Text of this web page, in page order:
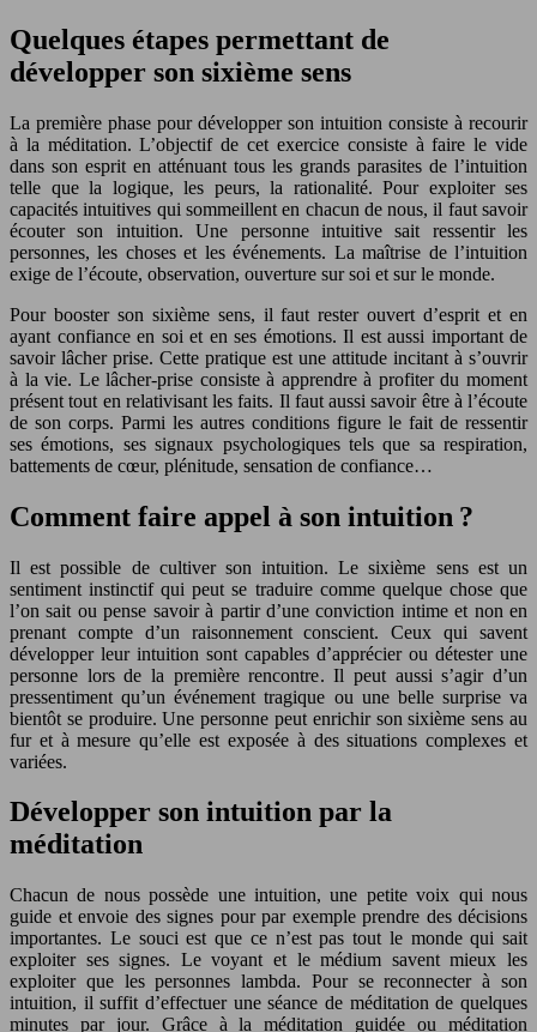
Quelques étapes permettant de
développer son sixième sens
La première phase pour développer son intuition consiste à recourir
à la méditation. L’objectif de cet exercice consiste à faire le vide
dans son esprit en atténuant tous les grands parasites de l’intuition
telle que la logique, les peurs, la rationalité. Pour exploiter ses
capacités intuitives qui sommeillent en chacun de nous, il faut savoir
écouter son intuition. Une personne intuitive sait ressentir les
personnes, les choses et les événements. La maîtrise de l’intuition
exige de l’écoute, observation, ouverture sur soi et sur le monde.
Pour booster son sixième sens, il faut rester ouvert d’esprit et en
ayant confiance en soi et en ses émotions. Il est aussi important de
savoir lâcher prise. Cette pratique est une attitude incitant à s’ouvrir
à la vie. Le lâcher-prise consiste à apprendre à profiter du moment
présent tout en relativisant les faits. Il faut aussi savoir être à l’écoute
de son corps. Parmi les autres conditions figure le fait de ressentir
ses émotions, ses signaux psychologiques tels que sa respiration,
battements de cœur, plénitude, sensation de confiance…
Comment faire appel à son intuition ?
Il est possible de cultiver son intuition. Le sixième sens est un
sentiment instinctif qui peut se traduire comme quelque chose que
l’on sait ou pense savoir à partir d’une conviction intime et non en
prenant compte d’un raisonnement conscient. Ceux qui savent
développer leur intuition sont capables d’apprécier ou détester une
personne lors de la première rencontre. Il peut aussi s’agir d’un
pressentiment qu’un événement tragique ou une belle surprise va
bientôt se produire. Une personne peut enrichir son sixième sens au
fur et à mesure qu’elle est exposée à des situations complexes et
variées.
Développer son intuition par la
méditation
Chacun de nous possède une intuition, une petite voix qui nous
guide et envoie des signes pour par exemple prendre des décisions
importantes. Le souci est que ce n’est pas tout le monde qui sait
exploiter ses signes. Le voyant et le médium savent mieux les
exploiter que les personnes lambda. Pour se reconnecter à son
intuition, il suffit d’effectuer une séance de méditation de quelques
minutes par jour. Grâce à la méditation guidée ou méditation